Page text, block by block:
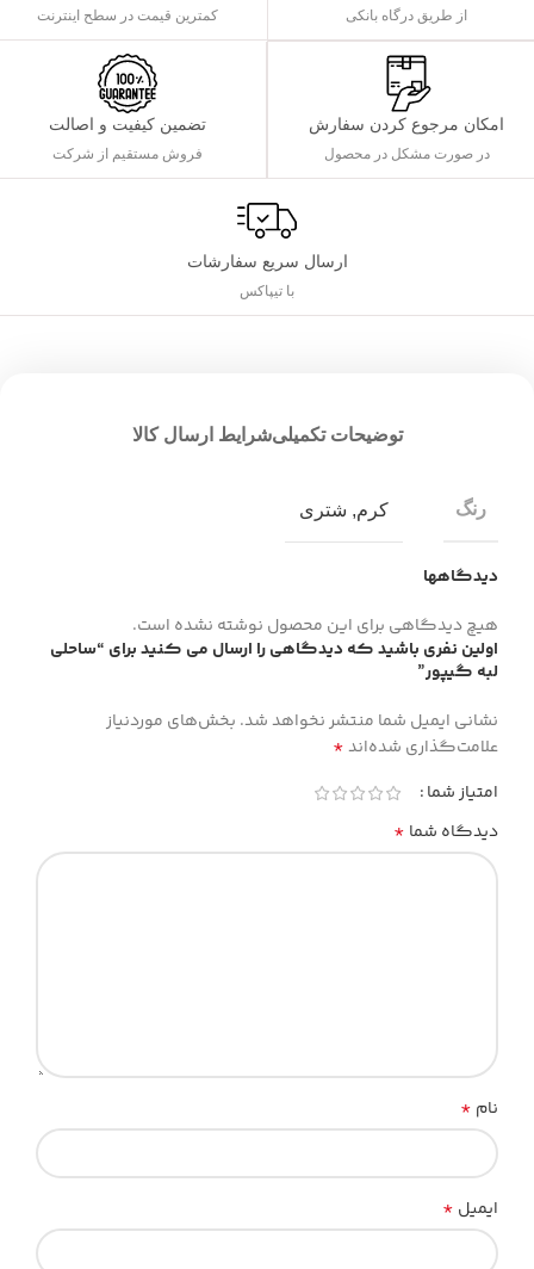
از طریق درگاه بانکی کمترین قیمت در سطح اینترنت
امکان مرجوع کردن سفارش
در صورت مشکل در محصول
تضمین کیفیت و اصالت
فروش مستقیم از شرکت
ارسال سریع سفارشات
با تیپاکس
توضیحات تکمیلیشرایط ارسال کالا
رنگ کرم, شتری
دیدگاهها
هیچ دیدگاهی برای این محصول نوشته نشده است.
اولین نفری باشید که دیدگاهی را ارسال می کنید برای “ساحلی
لبه گیپور”
نشانی ایمیل شما منتشر نخواهد شد. بخش‌های موردنیاز
علامت‌گذاری شده‌اند*
امتیاز شما
دیدگاه شما *
نام *
ایمیل *